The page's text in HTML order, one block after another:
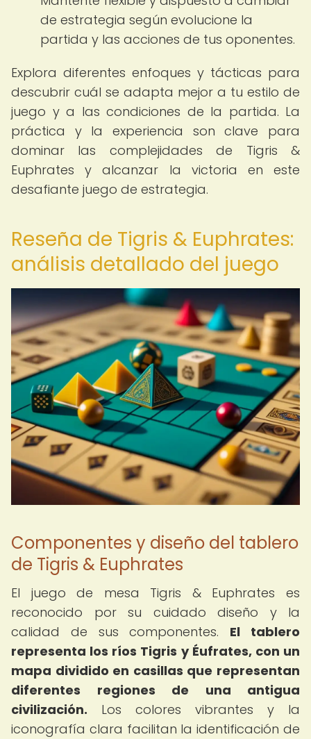
de estrategia según evolucione la
partida y las acciones de tus oponentes.
Explora diferentes enfoques y tácticas para
descubrir cuál se adapta mejor a tu estilo de
juego y a las condiciones de la partida. La
práctica y la experiencia son clave para
dominar las complejidades de Tigris &
Euphrates y alcanzar la victoria en este
desafiante juego de estrategia.
Reseña de Tigris & Euphrates:
análisis detallado del juego
Componentes y diseño del tablero
de Tigris & Euphrates
El juego de mesa Tigris & Euphrates es
reconocido por su cuidado diseño y la
calidad de sus componentes. El tablero
representa los ríos Tigris y Éufrates, con un
mapa dividido en casillas que representan
diferentes regiones de una antigua
civilización. Los colores vibrantes y la
iconografía clara facilitan la identificación de